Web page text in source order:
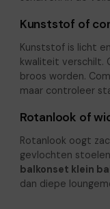
Kunststof of
Kunststof is licht
kwaliteit verschilt.
broos worden.
maar controleer
Rotanlook of
Rotanlook oogt
gevlochten
balkonset klein
dan diepe